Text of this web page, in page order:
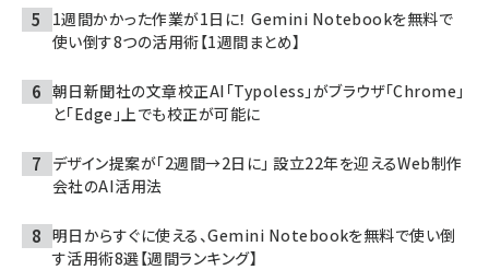
1週間かかった作業が1日に！ Gemini Notebookを無料で
使い倒す8つの活用術【1週間まとめ】
朝日新聞社の文章校正AI「Typoless」がブラウザ「Chrome」
と「Edge」上でも校正が可能に
デザイン提案が「2週間→2日に」 設立22年を迎えるWeb制作
会社のAI活用法
明日からすぐに使える、Gemini Notebookを無料で使い倒
す活用術8選【週間ランキング】